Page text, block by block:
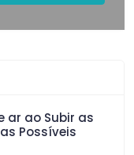
ar ao Subir as
Possíveis